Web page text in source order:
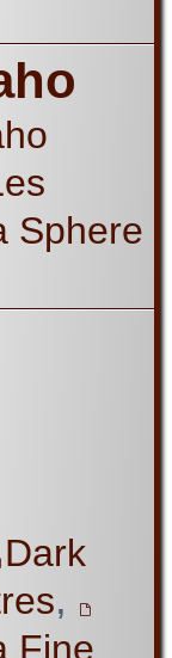
Sphere
Dark
,
Fine